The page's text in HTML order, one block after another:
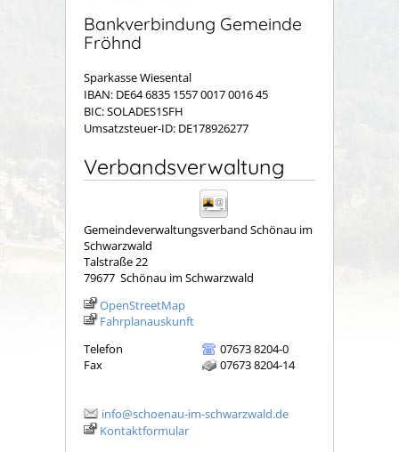
Bankverbindung Gemeinde
Fröhnd
Sparkasse Wiesental
IBAN: DE64 6835 1557 0017 0016 45
BIC: SOLADES1SFH
Umsatzsteuer-ID: DE178926277
Verbandsverwaltung
Gemeindeverwaltungsverband Schönau im
Schwarzwald
Talstraße 22
79677 Schönau im Schwarzwald
OpenStreetMap
Fahrplanauskunft
Telefon
07673 8204-0
Fax
07673 8204-14
info@schoenau-im-schwarzwald.de
Kontaktformular